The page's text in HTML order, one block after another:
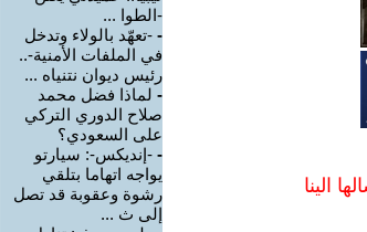
الينا
-الطوا ...
- -تعهّد بالولاء وتدخل
في الملفات الأمنية-..
رئيس ديوان نتنياه ...
- لماذا فضل محمد
صلاح الدوري التركي
على السعودي؟
- -إنديكس-: سيارتو
يواجه اتهاما بتلقي
رشوة وعقوبة قد تصل
إلى ث ...